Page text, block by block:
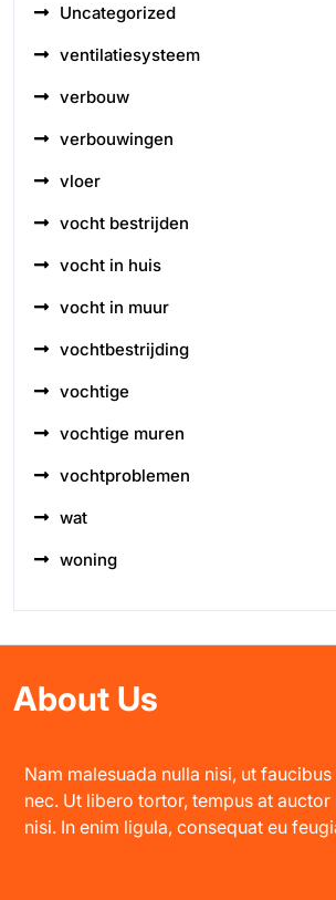
Uncategorized
ventilatiesysteem
verbouw
verbouwingen
vloer
vocht bestrijden
vocht in huis
vocht in muur
vochtbestrijding
vochtige
vochtige muren
vochtproblemen
wat
woning
About Us
Nam malesuada nulla nisi, ut
nec. Ut libero tortor, tempus at auctor
nisi. In enim ligula, consequat eu